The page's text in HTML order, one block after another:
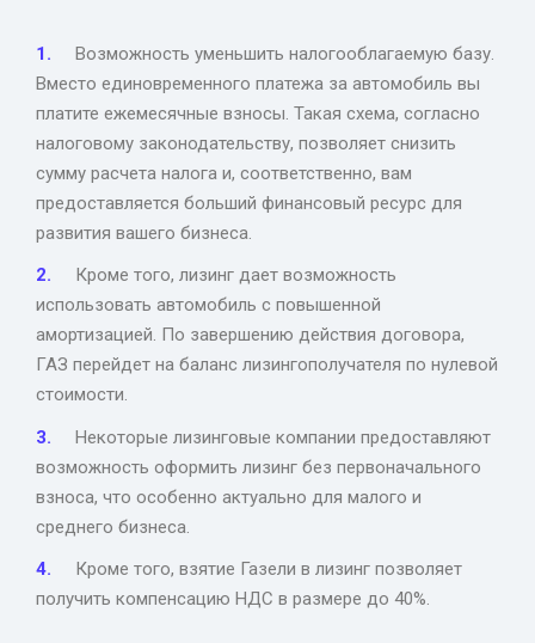
Возможность уменьшить налогооблагаемую базу.
Вместо единовременного платежа за автомобиль вы
платите ежемесячные взносы. Такая схема, согласно
налоговому законодательству, позволяет снизить
сумму расчета налога и, соответственно, вам
предоставляется больший финансовый ресурс для
развития вашего бизнеса.
Кроме того, лизинг дает возможность
использовать автомобиль с повышенной
амортизацией. По завершению действия договора,
ГАЗ перейдет на баланс лизингополучателя по нулевой
стоимости.
Некоторые лизинговые компании предоставляют
возможность оформить лизинг без первоначального
взноса, что особенно актуально для малого и
среднего бизнеса.
Кроме того, взятие Газели в лизинг позволяет
получить компенсацию НДС в размере до 40%.